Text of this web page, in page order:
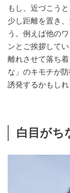
もし、近づこう
少し距離を置き
う。例えば他の
ンとご挨拶して
離れさせて落ち
な」のキモチが
誘発するかもしれ
白目がち